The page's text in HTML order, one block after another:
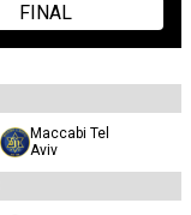
FINAL
Maccabi Tel
Aviv